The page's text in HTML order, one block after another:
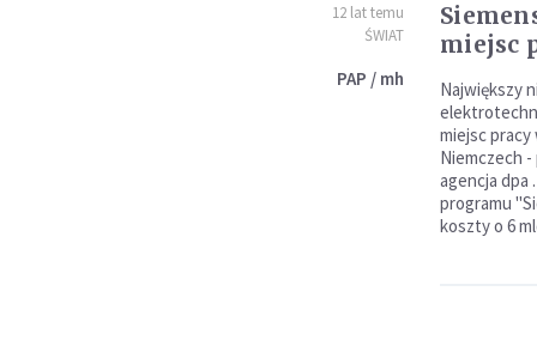
12 lat temu
ŚWIAT
PAP / mh
miejsc
Największy
miejsc
Niemczech
agencja dpa
programu
koszty o 6